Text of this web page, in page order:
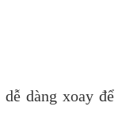
dàng xoay để